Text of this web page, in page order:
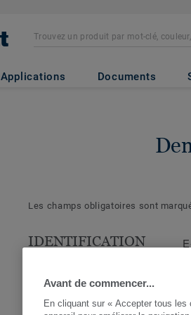
Applications Documents
Les champs obligatoires sont
IDENTIFICATION
Les questions suivantes
cerner votre demande et d'y
Avant de commencer...
En cliquant sur « Accepter tous